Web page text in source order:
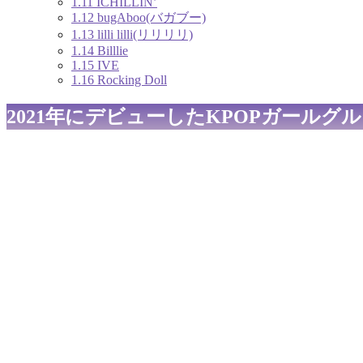
1.12 bugAboo(バガブー)
1.13 lilli lilli(リリリリ)
1.14 Billlie
1.15 IVE
1.16 Rocking Doll
2021年にデビューしたKPOPガールグ